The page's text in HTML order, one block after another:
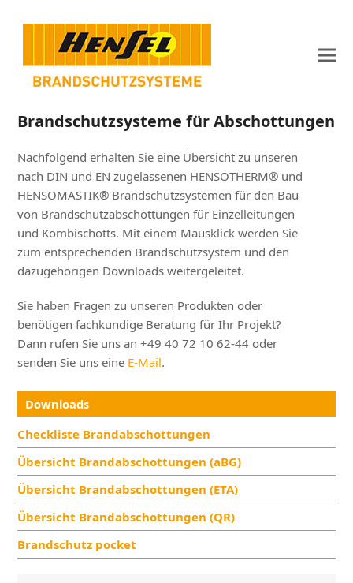
Brandschutzsysteme für Abschottungen
Nachfolgend erhalten Sie eine Übersicht zu unseren
nach DIN und EN zugelassenen HENSOTHERM® und
HENSOMASTIK® Brandschutzsystemen für den Bau
von Brandschutzabschottungen für Einzelleitungen
und Kombischotts. Mit einem Mausklick werden Sie
zum entsprechenden Brandschutzsystem und den
dazugehörigen Downloads weitergeleitet.
Sie haben Fragen zu unseren Produkten oder
benötigen fachkundige Beratung für Ihr Projekt?
Dann rufen Sie uns an +49 40 72 10 62-44 oder
senden Sie uns eine E-Mail.
Downloads
Checkliste Brandabschottungen
Übersicht Brandabschottungen (aBG)
Übersicht Brandabschottungen (ETA)
Übersicht Brandabschottungen (QR)
Brandschutz pocket